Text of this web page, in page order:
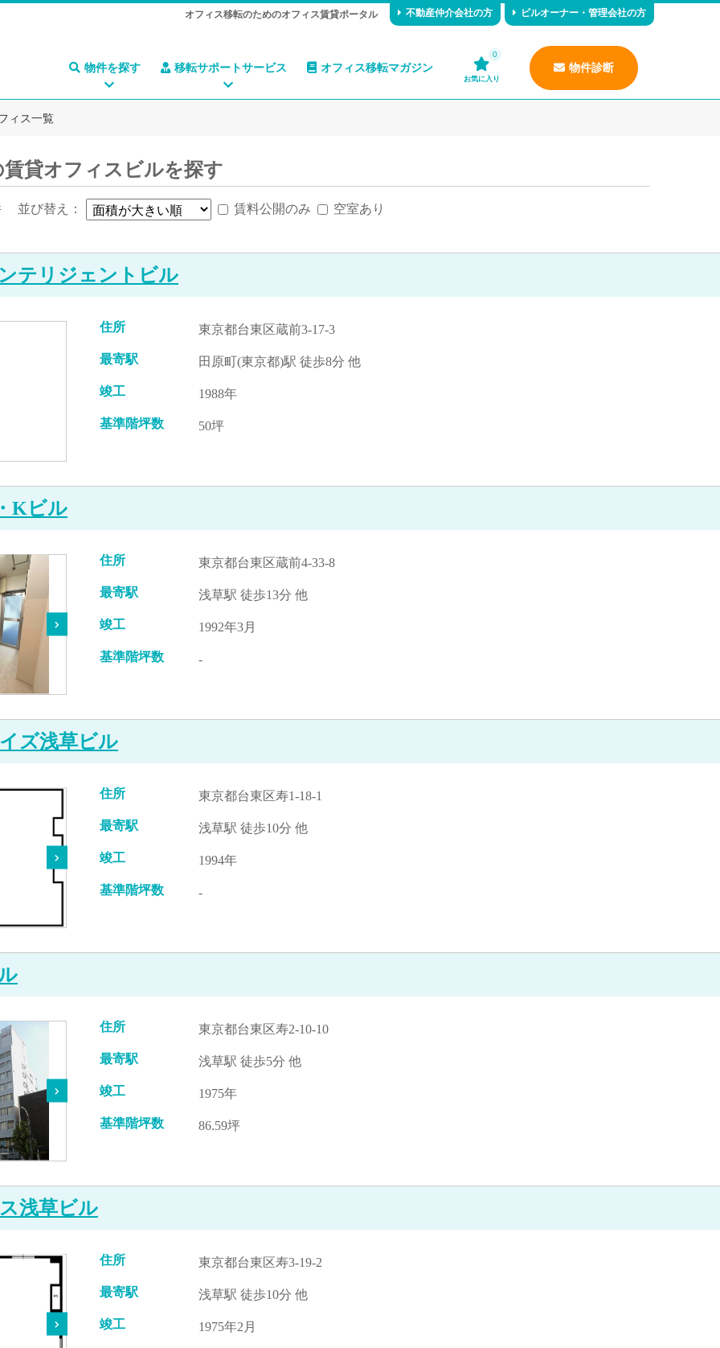
オフィス移転のためのオフィス賃貸ポータル 不動産仲介会社の方 ビルオーナー・管理会社の方
物件を探す 移転サポートサービス オフィス移転マガジン
0
お気に入り
物件診断
ィス一覧
賃貸オフィスビルを探す
並び替え： 賃料公開のみ 空室あり
テリジェントビル
住所 東京都台東区蔵前3-17-3
最寄駅 田原町(東京都)駅 徒歩8分 他
竣工 1988年
基準階坪数 50坪
Kビル
住所 東京都台東区蔵前4-33-8
最寄駅 浅草駅 徒歩13分 他
竣工 1992年3月
基準階坪数 -
ズ浅草ビル
住所 東京都台東区寿1-18-1
最寄駅 浅草駅 徒歩10分 他
竣工 1994年
基準階坪数 -
住所 東京都台東区寿2-10-10
最寄駅 浅草駅 徒歩5分 他
竣工 1975年
基準階坪数 86.59坪
浅草ビル
住所 東京都台東区寿3-19-2
最寄駅 浅草駅 徒歩10分 他
竣工 1975年2月